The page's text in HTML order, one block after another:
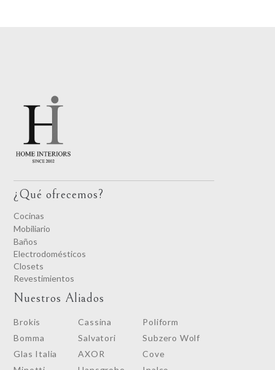
¿Qué ofrecemos?
Cocinas
Mobiliario
Baños
Electrodomésticos
Closets
Revestimientos
Nuestros Aliados
Brokis
Bomma
Glas Italia
Cassina
Salvatori
AXOR
Poliform
Subzero Wolf
Cove